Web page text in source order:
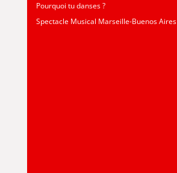
Pourquoi tu danses ?
Spectacle Musical Marseille-Buenos Aires